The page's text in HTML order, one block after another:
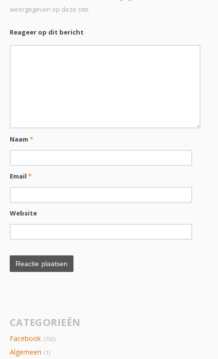
weergegeven op deze site.
Reageer op dit bericht
Naam*
Email*
Website
CATEGORIEËN
Facebook (732)
Algemeen (1)